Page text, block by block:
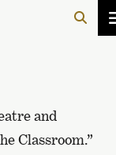
and
Classroom.”